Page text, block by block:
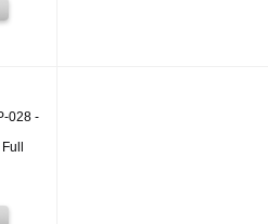
028 -